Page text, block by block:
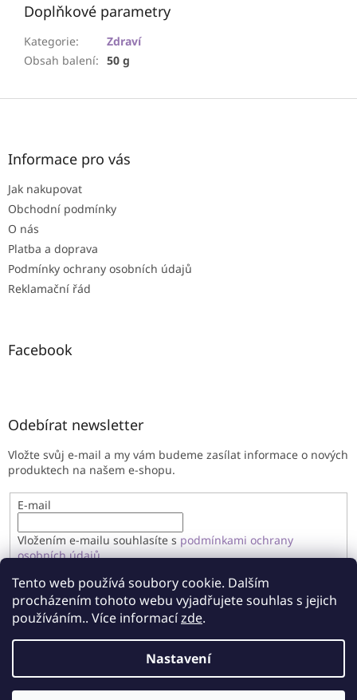
Tento web používá soubory cookie. Dalším
procházením tohoto webu vyjadřujete souhlas s jejich
používáním.. Více informacízde.
Nastavení
Doplňkové parametry
Kategorie:
Zdraví
Obsah balení: 50 g
Z
Informace pro vás
Jak nakupovat
Obchodní podmínky
O nás
Platba a doprava
Podmínky ochrany osobních údajů
Reklamační řád
Facebook
Odebírat newsletter
Vložte svůj e-mail a my vám budeme zasílat informace o nových
produktech na našem e-shopu.
E-mail
Vložením e-mailu souhlasíte s podmínkami ochrany
osobních údajů
PŘIHLÁSIT SE
Vytvořil Shoptet